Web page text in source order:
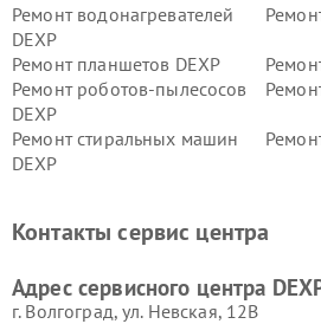
Ремонт водонагревателей
DEXP
Ремонт планшетов DEXP
Ремонт роботов-пылесосов
DEXP
Ремонт стиральных машин
DEXP
Ремонт серверов DEXP
Контакты сервис центра
Адрес сервисного центра
г. Волгоград, ул. Невская, 12В